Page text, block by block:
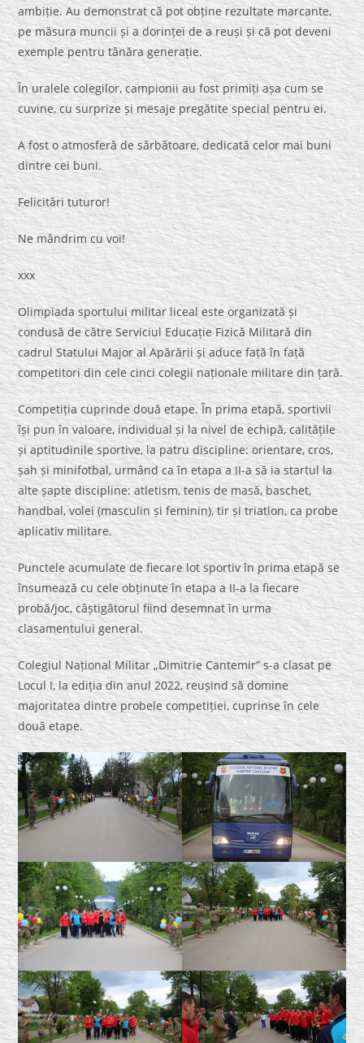
ambiție. Au demonstrat că pot obține rezultate marcante,
pe măsura muncii și a dorinței de a reuși și că pot deveni
exemple pentru tânăra generație.
În uralele colegilor, campionii au fost primiți așa cum se
cuvine, cu surprize și mesaje pregătite special pentru ei.
A fost o atmosferă de sărbătoare, dedicată celor mai buni
dintre cei buni.
Felicitări tuturor!
Ne mândrim cu voi!
xxx
Olimpiada sportului militar liceal este organizată și
condusă de către Serviciul Educație Fizică Militară din
cadrul Statului Major al Apărării și aduce față în față
competitori din cele cinci colegii naționale militare din țară.
Competiția cuprinde două etape. În prima etapă, sportivii
își pun în valoare, individual și la nivel de echipă, calitățile
și aptitudinile sportive, la patru discipline: orientare, cros,
șah și minifotbal, urmând ca în etapa a II-a să ia startul la
alte șapte discipline: atletism, tenis de masă, baschet,
handbal, volei (masculin și feminin), tir și triatlon, ca probe
aplicativ militare.
Punctele acumulate de fiecare lot sportiv în prima etapă se
însumează cu cele obținute în etapa a II-a la fiecare
probă/joc, câștigătorul fiind desemnat în urma
clasamentului general.
Colegiul Național Militar „Dimitrie Cantemir” s-a clasat pe
Locul I, la ediția din anul 2022, reușind să domine
majoritatea dintre probele competiției, cuprinse în cele
două etape.